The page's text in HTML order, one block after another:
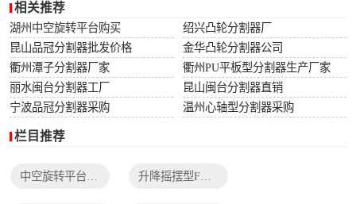
相关推荐
湖州中空旋转平台购买
绍兴凸轮分割器厂
昆山品冠分割器批发价格
金华凸轮分割器公司
衢州潭子分割器厂家
衢州PU平板型分割器生产厂家
丽水闽台分割器工厂
昆山闽台分割器直销
宁波品冠分割器采购
温州心轴型分割器采购
栏目推荐
升降摇摆型FH系列
列